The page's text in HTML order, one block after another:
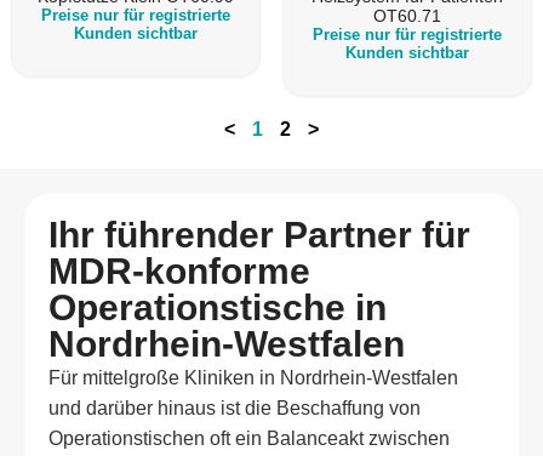
Preise nur für registrierte
Kunden sichtbar
OT60.71
Preise nur für registrierte
Kunden sichtbar
< 1 2 >
Ihr führender Partner für
MDR-konforme
Operationstische in
Nordrhein-Westfalen
Für mittelgroße Kliniken in Nordrhein-Westfalen
und darüber hinaus ist die Beschaffung von
Operationstischen oft ein Balanceakt zwischen